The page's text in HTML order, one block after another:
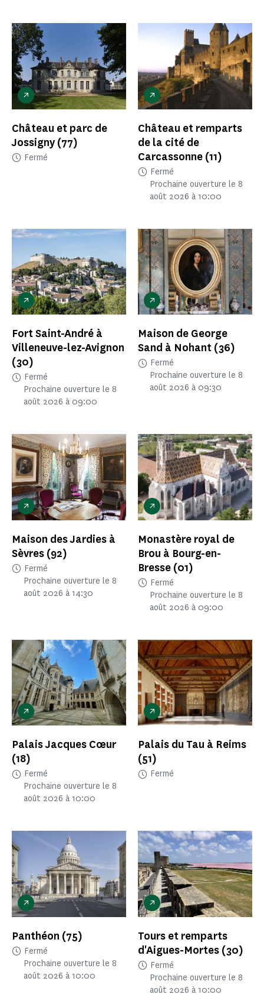
Château et parc de
Jossigny(77)
Fermé
Château et remparts
de la cité de
Carcassonne (11)
Fermé
Prochaine ouverture le 8
août 2026 à 10:00
Fort Saint-André à
Villeneuve-lez-Avignon
(30)
Fermé
Prochaine ouverture le 8
août 2026 à 09:00
Maison de George
Sand à Nohant (36)
Fermé
Prochaine ouverture le 8
août 2026 à 09:30
Maison des Jardies à
Sèvres (92)
Fermé
Prochaine ouverture le 8
août 2026 à 14:30
Monastère royal de
Brou à Bourg-en-
Bresse (01)
Fermé
Prochaine ouverture le 8
août 2026 à 09:00
Palais Jacques Cœur
(18)
Fermé
Prochaine ouverture le 8
août 2026 à 10:00
Palais du Tau à Reims
(51)
Fermé
Panthéon (75)
Fermé
Prochaine ouverture le 8
août 2026 à 10:00
Tours et remparts
d'Aigues-Mortes (30)
Fermé
Prochaine ouverture le 8
août 2026 à 10:00